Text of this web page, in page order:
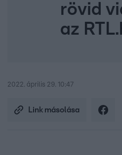
rövid
az
2022. április 29. 10:47
Link másolása